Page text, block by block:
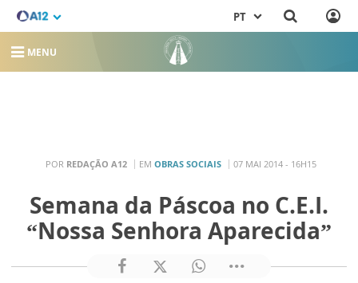
PT
MENU
POR REDAÇÃO A12 EM OBRAS SOCIAIS 07 MAI 2014 - 16H15
Semana da Páscoa no C.E.I.
“Nossa Senhora Aparecida”